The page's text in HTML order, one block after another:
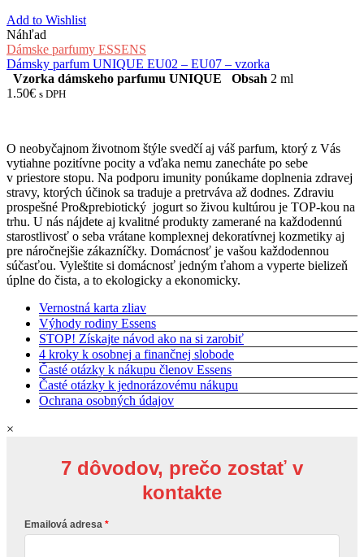
Add to Wishlist
Náhľad
Dámske parfumy ESSENS
Dámsky parfum UNIQUE EU02 – EU07 – vzorka
Vzorka dámskeho parfumu UNIQUE
Obsah 2 ml
1.50€ s DPH
O neobyčajnom životnom štýle svedčí aj váš parfum, ktorý z Vás
vytiahne pozitívne pocity a vďaka nemu zanecháte po sebe
v priestore stopu. Na podporu imunity ponúkame doplnenia zdravej
stravy, ktorých účinok sa traduje a pretrváva až dodnes. Zdraviu
prospešné Pro&prebiotický jogurt so živou kultúrou je TOP-kou na
trhu. U nás nájdete aj kvalitné produkty zamerané na každodennú
starostlivosť o seba vrátane komplexnej dekoratívnej kozmetiky aj
pre náročnejšie zákazníčky. Domácnosť je vašou každodennou
súčasťou. Vyleštite si domácnosť jedným ťahom a vyperte bielizeň
úplne do čista, a to ekologicky a ekonomicky.
Vernostná karta zliav
Výhody rodiny Essens
STOP! Získajte návod ako na si zarobiť
4 kroky k osobnej a finančnej slobode
Časté otázky k nákupu členov Essens
Časté otázky k jednorázovému nákupu
Ochrana osobných údajov
×
7 dôvodov, prečo zostať v
kontakte
Emailová adresa